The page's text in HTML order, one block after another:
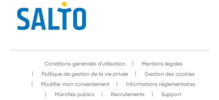
Conditions générales d'utilisation
Mentions légales
Politique de gestion de la vie privée
Gestion des cookies
Modifier mon consentement
Informations réglementaires
Marchés publics
Recrutements Support